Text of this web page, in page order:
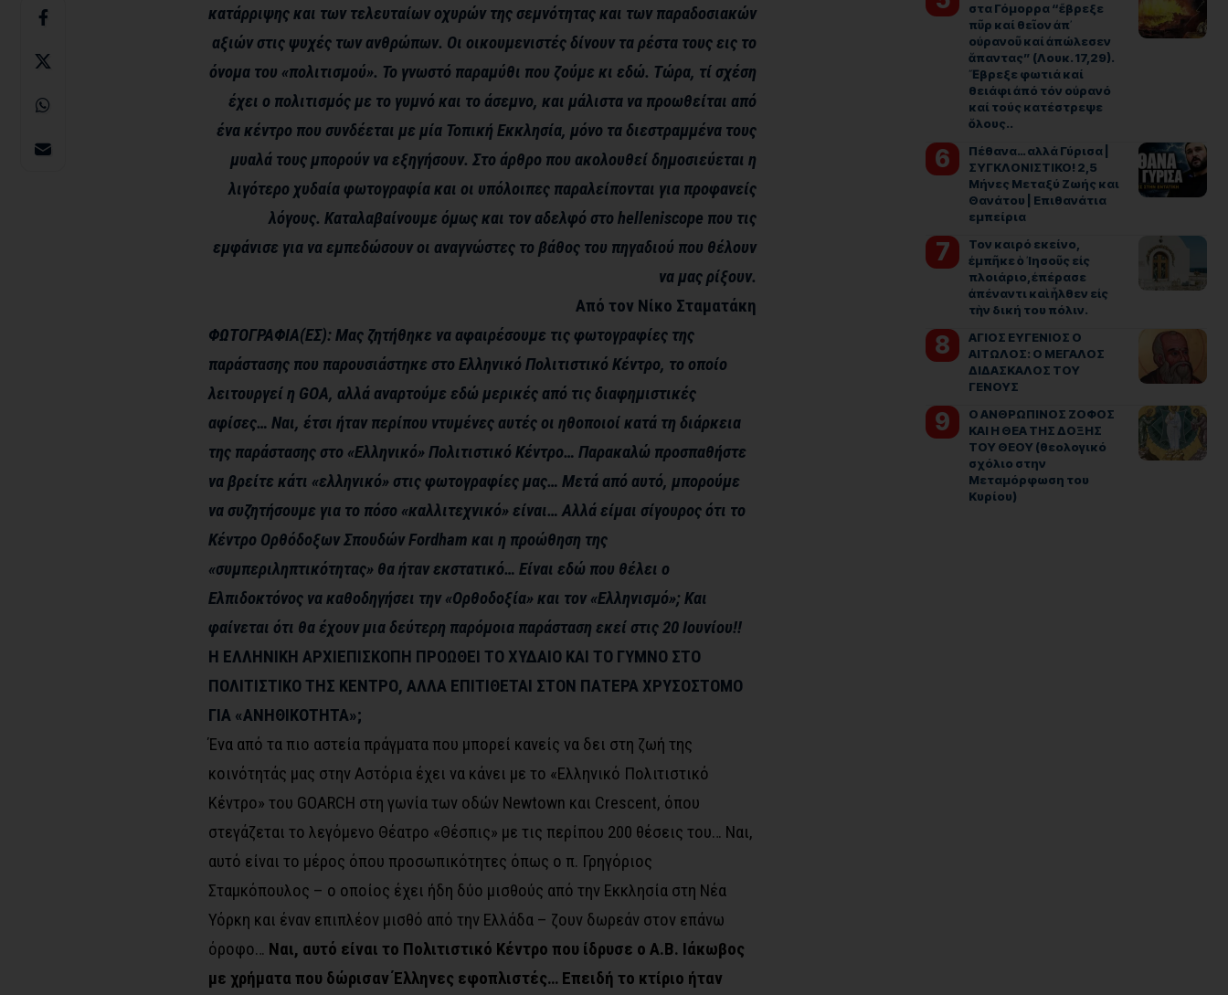
κατάρριψης και των τελευταίων οχυρών της σεμνότητας και των παραδοσιακών
αξιών στις ψυχές των ανθρώπων. Οι οικουμενιστές δίνουν τα ρέστα τους εις το
όνομα του «πολιτισμού». Το γνωστό παραμύθι που ζούμε κι εδώ. Τώρα, τί σχέση
έχει ο πολιτισμός με το γυμνό και το άσεμνο, και μάλιστα να προωθείται από
ένα κέντρο που συνδέεται με μία Τοπική Εκκλησία, μόνο τα διεστραμμένα τους
μυαλά τους μπορούν να εξηγήσουν. Στο άρθρο που ακολουθεί δημοσιεύεται η
λιγότερο χυδαία φωτογραφία και οι υπόλοιπες παραλείπονται για προφανείς
λόγους. Καταλαβαίνουμε όμως και τον αδελφό στο helleniscope που τις
εμφάνισε για να εμπεδώσουν οι αναγνώστες το βάθος του πηγαδιού που θέλουν
να μας ρίξουν.
Από τον Νίκο Σταματάκη
ΦΩΤΟΓΡΑΦΙΑ(ΕΣ): Μας ζητήθηκε να αφαιρέσουμε τις φωτογραφίες της
παράστασης που παρουσιάστηκε στο Ελληνικό Πολιτιστικό Κέντρο, το οποίο
λειτουργεί η GOA, αλλά αναρτούμε εδώ μερικές από τις διαφημιστικές
αφίσες… Ναι, έτσι ήταν περίπου ντυμένες αυτές οι ηθοποιοί κατά τη διάρκεια
της παράστασης στο «Ελληνικό» Πολιτιστικό Κέντρο… Παρακαλώ προσπαθήστε
να βρείτε κάτι «ελληνικό» στις φωτογραφίες μας… Μετά από αυτό, μπορούμε
να συζητήσουμε για το πόσο «καλλιτεχνικό» είναι… Αλλά είμαι σίγουρος ότι το
Κέντρο Ορθόδοξων Σπουδών Fordham και η προώθηση της
«συμπεριληπτικότητας» θα ήταν εκστατικό… Είναι εδώ που θέλει ο
Ελπιδοκτόνος να καθοδηγήσει την «Ορθοδοξία» και τον «Ελληνισμό»; Και
φαίνεται ότι θα έχουν μια δεύτερη παρόμοια παράσταση εκεί στις 20 Ιουνίου!!
Η ΕΛΛΗΝΙΚΗ ΑΡΧΙΕΠΙΣΚΟΠΗ ΠΡΟΩΘΕΙ ΤΟ ΧΥΔΑΙΟ ΚΑΙ ΤΟ ΓΥΜΝΟ ΣΤΟ
ΠΟΛΙΤΙΣΤΙΚΟ ΤΗΣ ΚΕΝΤΡΟ, ΑΛΛΑ ΕΠΙΤΙΘΕΤΑΙ ΣΤΟΝ ΠΑΤΕΡΑ ΧΡΥΣΟΣΤΟΜΟ
ΓΙΑ «ΑΝΗΘΙΚΟΤΗΤΑ»;
Ένα από τα πιο αστεία πράγματα που μπορεί κανείς να δει στη ζωή της
κοινότητάς μας στην Αστόρια έχει να κάνει με το «Ελληνικό Πολιτιστικό
Κέντρο» του GOARCH στη γωνία των οδών Newtown και Crescent, όπου
στεγάζεται το λεγόμενο Θέατρο «Θέσπις» με τις περίπου 200 θέσεις του… Ναι,
αυτό είναι το μέρος όπου προσωπικότητες όπως ο π. Γρηγόριος
Σταμκόπουλος – ο οποίος έχει ήδη δύο μισθούς από την Εκκλησία στη Νέα
Υόρκη και έναν επιπλέον μισθό από την Ελλάδα – ζουν δωρεάν στον επάνω
όροφο… Ναι, αυτό είναι το Πολιτιστικό Κέντρο που ίδρυσε ο Α.Β. Ιάκωβος
με χρήματα που δώρισαν Έλληνες εφοπλιστές… Επειδή το κτίριο ήταν
στα Γόμορρα “ἔβρεξε
πῦρ καί θεῖον ἀπ᾿
οὐρανοῦ καί ἀπώλεσεν
ἅπαντας” (Λουκ. 17,29).
Ἔβρεξε φωτιά καί
θειάφι ἀπό τόν οὐρανό
καί τούς κατέστρεψε
ὅλους..
Πέθανα… αλλά Γύρισα |
ΣΥΓΚΛΟΝΙΣΤΙΚΟ! 2,5
Μήνες Μεταξύ Ζωής και
Θανάτου | Επιθανάτια
εμπείρια
Τον καιρό εκείνο,
ἐμπῆκε ὁ ᾿Ιησοῦς εἰς
πλοιάριο, ἐπέρασε
ἀπέναντι καὶ ἦλθεν εἰς
τὴν δική του πόλιν.
ΑΓΙΟΣ ΕΥΓΕΝΙΟΣ Ο
ΑΙΤΩΛΟΣ: Ο ΜΕΓΑΛΟΣ
ΔΙΔΑΣΚΑΛΟΣ ΤΟΥ
ΓΕΝΟΥΣ
Ο ΑΝΘΡΩΠΙΝΟΣ ΖΟΦΟΣ
ΚΑΙ Η ΘΕΑ ΤΗΣ ΔΟΞΗΣ
ΤΟΥ ΘΕΟΥ (θεολογικό
σχόλιο στην
Μεταμόρφωση του
Κυρίου)